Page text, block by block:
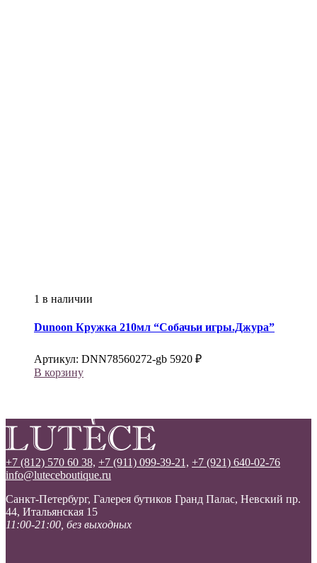
1 в наличии
Dunoon Кружка 210мл “Собачьи игры.Джура”
Артикул: DNN78560272-gb 5920 ₽
В корзину
+7 (812) 570 60 38, +7 (911) 099-39-21, +7 (921) 640-02-76
info@luteceboutique.ru
Санкт-Петербург, Галерея бутиков Гранд Палас, Невский пр.
44, Итальянская 15
11:00-21:00, без выходных